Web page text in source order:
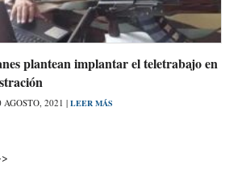
plantean implantar el teletrabajo en
AGOSTO, 2021 | LEER MÁS